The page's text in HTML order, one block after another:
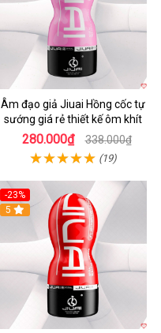
Âm đạo giả Jiuai Hồng cốc tự
sướng giá rẻ thiết kế ôm khít
280.000₫ 338.000₫
(19)
-23%
5